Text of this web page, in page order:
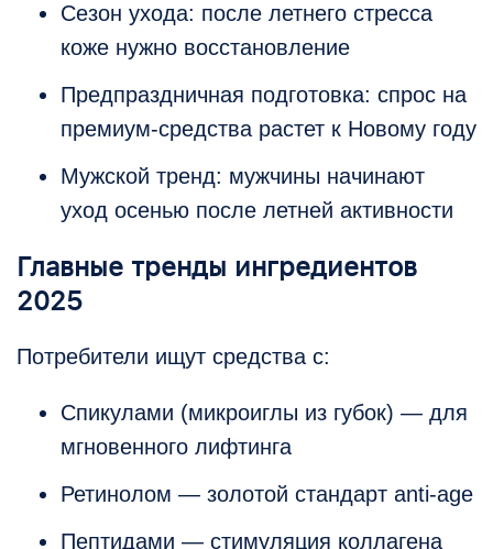
Сезон ухода: после летнего стресса
коже нужно восстановление
Предпраздничная подготовка: спрос на
премиум-средства растет к Новому году
Мужской тренд: мужчины начинают
уход осенью после летней активности
Главные тренды ингредиентов
2025
Потребители ищут средства с:
Спикулами (микроиглы из губок) — для
мгновенного лифтинга
Ретинолом — золотой стандарт anti-age
Пептидами — стимуляция коллагена